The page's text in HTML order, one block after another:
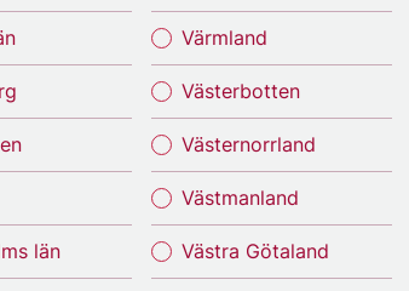
län
Värmland
Västerbotten
Västernorrland
Västmanland
Västra Götaland